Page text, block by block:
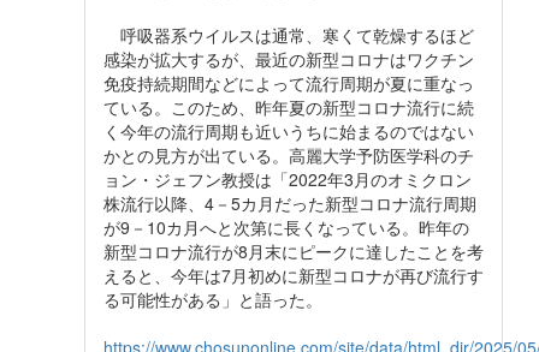
呼吸器系ウイルスは通常、寒くて乾燥するほど
感染が拡大するが、最近の新型コロナはワクチン
免疫持続期間などによって流行周期が夏に重なっ
ている。このため、昨年夏の新型コロナ流行に続
く今年の流行周期も近いうちに始まるのではない
かとの見方が出ている。高麗大学予防医学科のチ
ョン・ジェフン教授は「2022年3月のオミクロン
株流行以降、4－5カ月だった新型コロナ流行周期
が9－10カ月へと次第に長くなっている。昨年の
新型コロナ流行が8月末にピークに達したことを考
えると、今年は7月初めに新型コロナが再び流行す
る可能性がある」と語った。
https://www.chosunonline.com/site/data/html_dir/2025/